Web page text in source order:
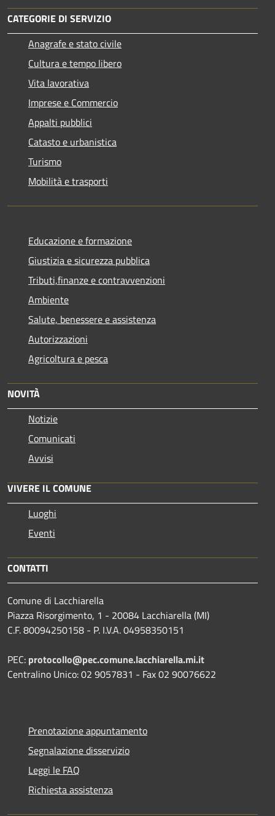
CATEGORIE DI SERVIZIO
Anagrafe e stato civile
Cultura e tempo libero
Vita lavorativa
Imprese e Commercio
Appalti pubblici
Catasto e urbanistica
Turismo
Mobilità e trasporti
Educazione e formazione
Giustizia e sicurezza pubblica
Tributi,finanze e contravvenzioni
Ambiente
Salute, benessere e assistenza
Autorizzazioni
Agricoltura e pesca
NOVITÀ
Notizie
Comunicati
Avvisi
VIVERE IL COMUNE
Luoghi
Eventi
CONTATTI
Comune di Lacchiarella
Piazza Risorgimento, 1 - 20084 Lacchiarella (MI)
C.F. 80094250158 - P. I.V.A. 04958350151
PEC: protocollo@pec.comune.lacchiarella.mi.it
Centralino Unico: 02 9057831 - Fax 02 90076622
Prenotazione appuntamento
Segnalazione disservizio
Leggi le FAQ
Richiesta assistenza